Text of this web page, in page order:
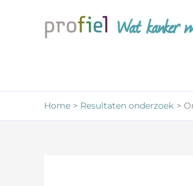
Wat kanker
Home Resultaten onderzoek